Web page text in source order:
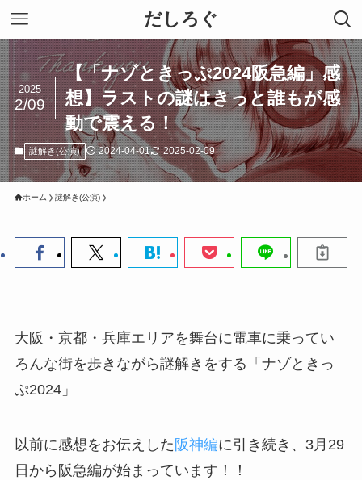
だしろぐ
【「ナゾときっぷ2024阪急編」感
想】ラストの謎はきっと誰もが感
動で震える！
2025
2/09
謎解き(公演) 2024-04-01 2025-02-09
ホーム 謎解き(公演)
大阪・京都・兵庫エリアを舞台に電車に乗ってい
ろんな街を歩きながら謎解きをする「ナゾときっ
ぷ2024」
以前に感想をお伝えした 阪神編に引き続き、3月29
日から阪急編が始まっています！！